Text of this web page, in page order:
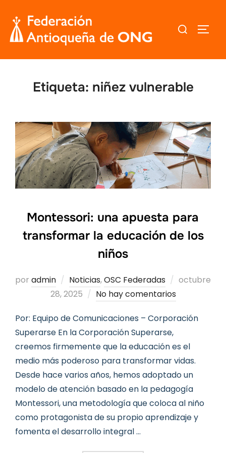
contenido
Buscar:
Etiqueta: niñez vulnerable
Montessori: una apuesta para
transformar la educación de los
niños
por admin Noticias,OSC Federadas
Publicado
octubre
28, 2025
No hay comentarios
Por: Equipo de Comunicaciones – Corporación
Superarse En la Corporación Superarse,
creemos firmemente que la educación es el
medio más poderoso para transformar vidas.
Desde hace varios años, hemos adoptado un
modelo de atención basado en la pedagogía
Montessori, una metodología que coloca al niño
como protagonista de su propio aprendizaje y
fomenta el desarrollo integral …